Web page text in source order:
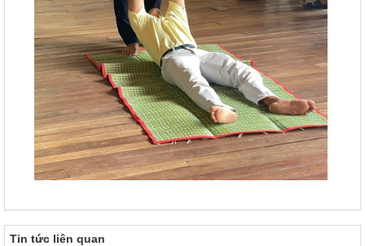
Tin tức liên quan